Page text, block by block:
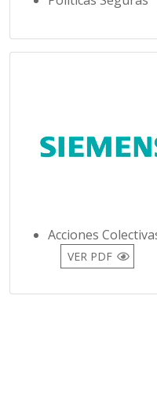
Acciones
VER PDF